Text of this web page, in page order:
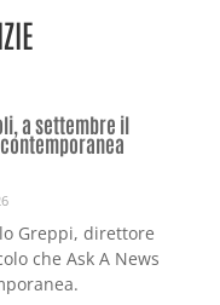
a settembre il
Greppi, direttore
che Ask A News